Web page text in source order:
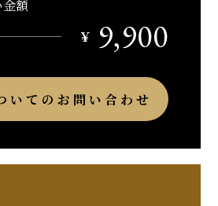
額
￥ 9,900
いてのお問い合わせ